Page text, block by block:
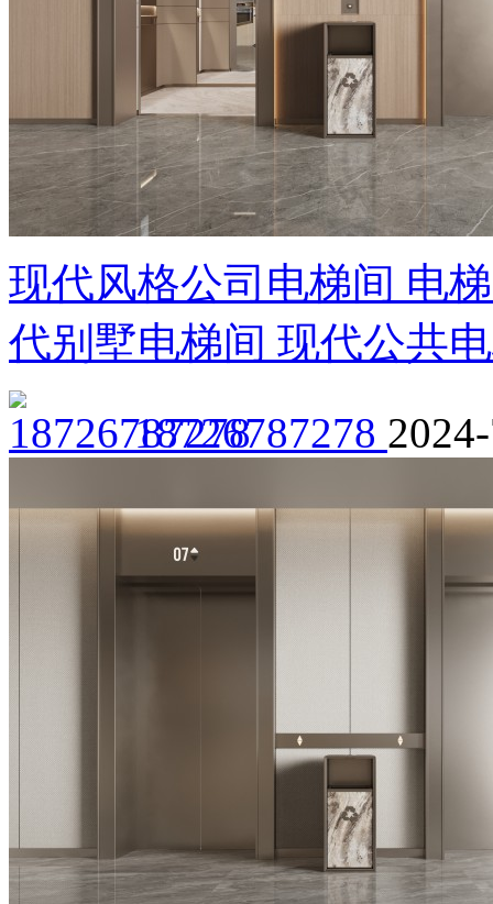
现代风格公司电梯间 电
代别墅电梯间 现代公共
18726787278